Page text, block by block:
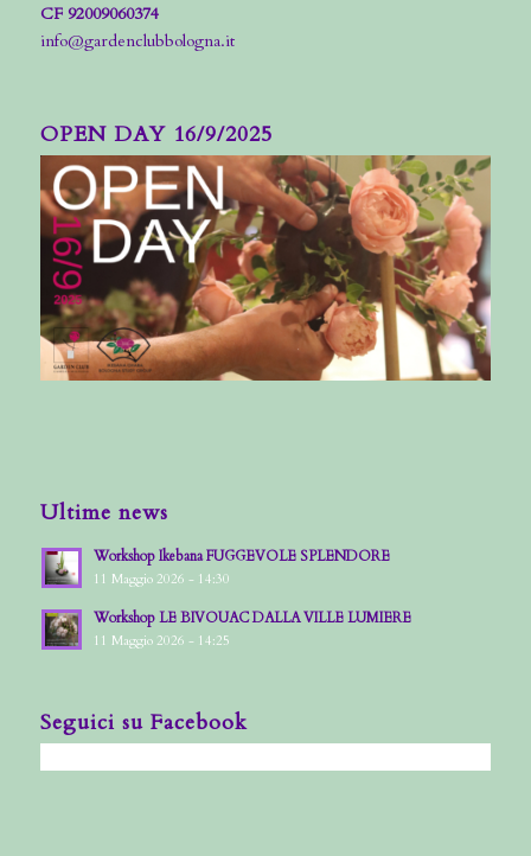
CF 92009060374
info@gardenclubbologna.it
OPEN DAY 16/9/2025
Ultime news
Workshop Ikebana FUGGEVOLE SPLENDORE
11 Maggio 2026 - 14:30
Workshop LE BIVOUAC DALLA VILLE LUMIERE
11 Maggio 2026 - 14:25
Seguici su Facebook